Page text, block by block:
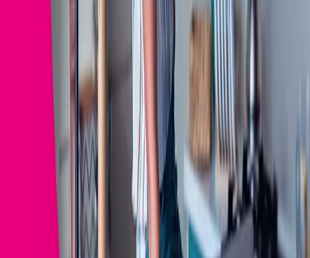
Často kladené otázky
Ku ktorým programom mi aktivujete
Záložný internet v mobile?
Aký rýchly bude Záložný internet v
mobile? Bude dátovo obmedzený? Budem
ho mať spoplatnený?
Mám aktivovaný iný dátový balík, ako sa
budú čerpať dáta po aktivovaní Záložného
internetu v mobile?
Kde môžem využiť Záložný internet v
mobile?